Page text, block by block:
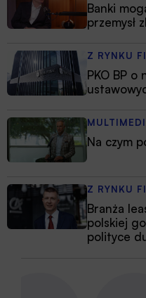
Banki
przemysł
Z RYNKU
PKO BP o
Na czym
Z RYNKU
Branża
polskiej
polityce